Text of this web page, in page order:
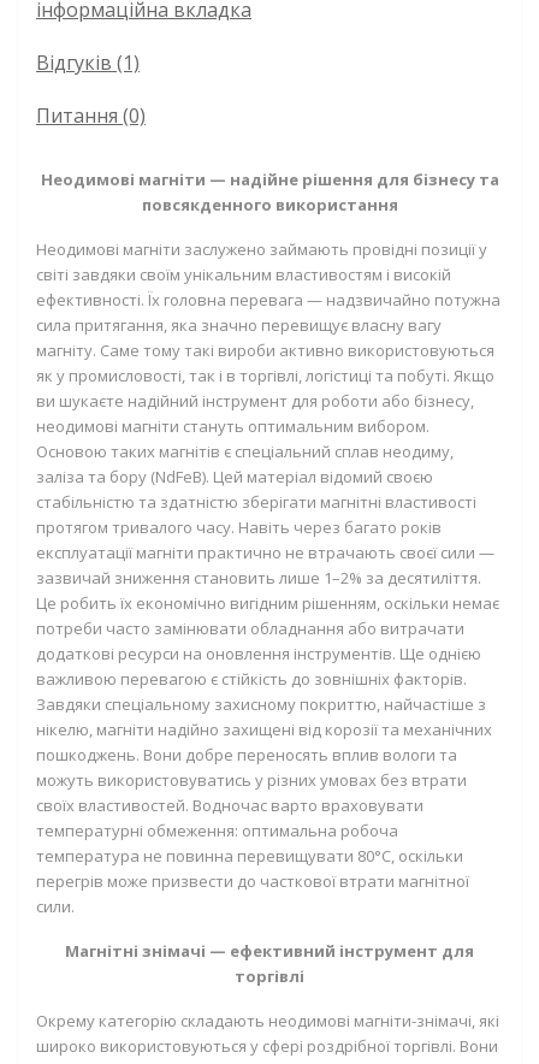
інформаційна вкладка
Відгуків (1)
Питання (0)
Неодимові магніти — надійне рішення для бізнесу та
повсякденного використання
Неодимові магніти заслужено займають провідні позиції у
світі завдяки своїм унікальним властивостям і високій
ефективності. Їх головна перевага — надзвичайно потужна
сила притягання, яка значно перевищує власну вагу
магніту. Саме тому такі вироби активно використовуються
як у промисловості, так і в торгівлі, логістиці та побуті. Якщо
ви шукаєте надійний інструмент для роботи або бізнесу,
неодимові магніти стануть оптимальним вибором.
Основою таких магнітів є спеціальний сплав неодиму,
заліза та бору (NdFeB). Цей матеріал відомий своєю
стабільністю та здатністю зберігати магнітні властивості
протягом тривалого часу. Навіть через багато років
експлуатації магніти практично не втрачають своєї сили —
зазвичай зниження становить лише 1–2% за десятиліття.
Це робить їх економічно вигідним рішенням, оскільки немає
потреби часто замінювати обладнання або витрачати
додаткові ресурси на оновлення інструментів. Ще однією
важливою перевагою є стійкість до зовнішніх факторів.
Завдяки спеціальному захисному покриттю, найчастіше з
нікелю, магніти надійно захищені від корозії та механічних
пошкоджень. Вони добре переносять вплив вологи та
можуть використовуватись у різних умовах без втрати
своїх властивостей. Водночас варто враховувати
температурні обмеження: оптимальна робоча
температура не повинна перевищувати 80°C, оскільки
перегрів може призвести до часткової втрати магнітної
сили.
Магнітні знімачі — ефективний інструмент для
торгівлі
Окрему категорію складають неодимові магніти-знімачі, які
широко використовуються у сфері роздрібної торгівлі. Вони